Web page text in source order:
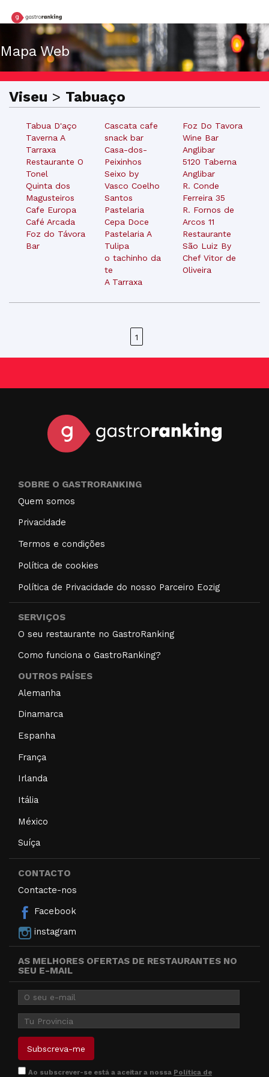
Mapa Web
Viseu > Tabuaço
Tabua D'aço
Taverna A
Tarraxa
Restaurante O
Tonel
Quinta dos
Magusteiros
Cafe Europa
Café Arcada
Foz do Távora
Bar
Cascata cafe
snack bar
Casa-dos-
Peixinhos
Seixo by
Vasco Coelho
Santos
Pastelaria
Cepa Doce
Pastelaria A
Tulipa
o tachinho da
te
A Tarraxa
Foz Do Tavora
Wine Bar
Anglibar
5120 Taberna
Anglibar
R. Conde
Ferreira 35
R. Fornos de
Arcos 11
Restaurante
São Luiz By
Chef Vitor de
Oliveira
1
SOBRE O GASTRORANKING
Quem somos
Privacidade
Termos e condições
Política de cookies
Política de Privacidade do nosso Parceiro Eozig
SERVIÇOS
O seu restaurante no GastroRanking
Como funciona o GastroRanking?
OUTROS PAÍSES
Alemanha
Dinamarca
Espanha
França
Irlanda
Itália
México
Suíça
CONTACTO
Contacte-nos
Facebook
instagram
AS MELHORES OFERTAS DE RESTAURANTES NO
SEU E-MAIL
Ao subscrever-se está a aceitar a nossa Política de